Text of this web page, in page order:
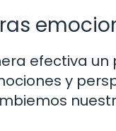
efectiva
y